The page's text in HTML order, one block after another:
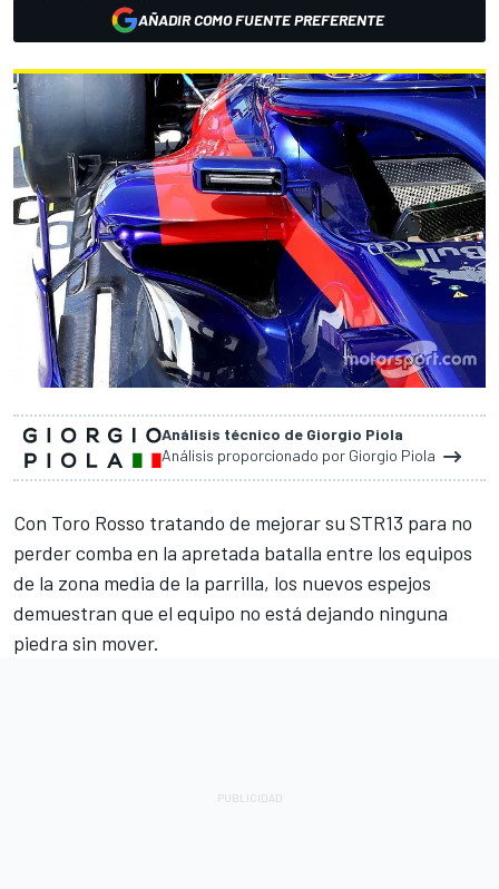
AÑADIR COMO FUENTE PREFERENTE
Análisis técnico de Giorgio Piola
Análisis proporcionado por Giorgio Piola
Con Toro Rosso tratando de mejorar su STR13 para no
perder comba en la apretada batalla entre los equipos
de la zona media de la parrilla, los nuevos espejos
demuestran que el equipo no está dejando ninguna
piedra sin mover.